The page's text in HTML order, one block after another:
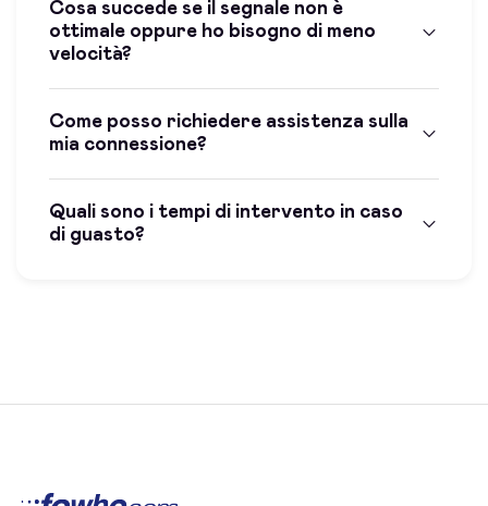
Cosa succede se il segnale non è
ottimale oppure ho bisogno di meno
velocità?
Come posso richiedere assistenza sulla
mia connessione?
Quali sono i tempi di intervento in caso
di guasto?